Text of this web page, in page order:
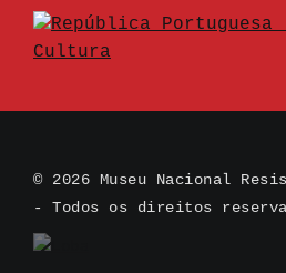
© 2026 Museu Nacional
- Todos os direitos